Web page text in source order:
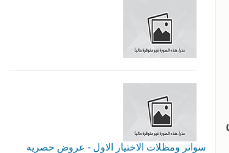
سواتر ومظلات الاختيار الاول - عروض حصريه